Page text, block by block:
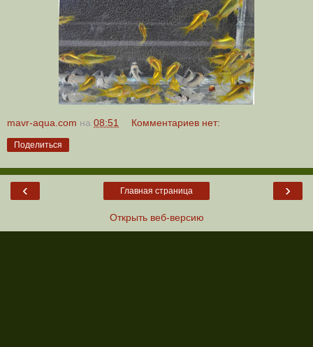
mavr-aqua.com на 08:51 Комментариев нет:
Поделиться
‹ ›
Главная страница
Открыть веб-версию